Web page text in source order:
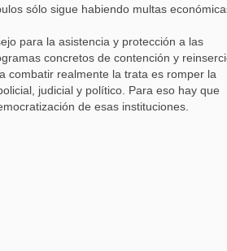
sólo sigue habiendo multas
para la asistencia y protección a las
concretos de contención y
combatir realmente la trata es romper la
judicial y político. Para eso hay que
de esas instituciones.